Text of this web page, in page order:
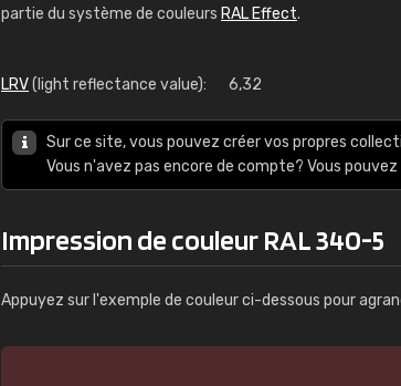
partie du système de couleurs RAL Effect.
LRV(light reflectance value): 6,32
Sur ce site, vous pouvez créer vos propres
Vous n'avez pas encore de compte? Vous pouvez
Impression de couleur RAL 340-5
Appuyez sur l'exemple de couleur ci-dessous pour